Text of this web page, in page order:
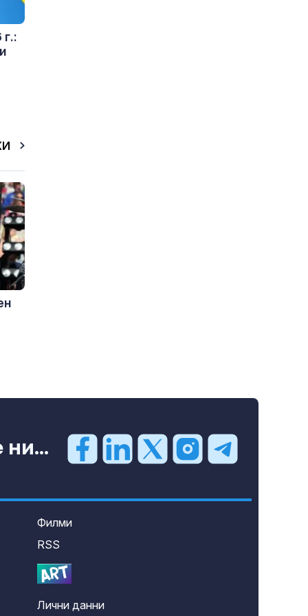
ни...
Филми
RSS
Лични данни